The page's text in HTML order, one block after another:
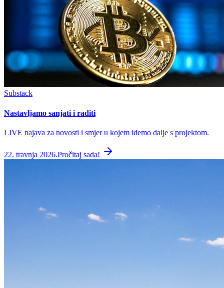
Substack
Nastavljamo sanjati i raditi
LIVE najava za novosti i smjer u kojem idemo dalje s projektom.
22. travnja 2026.Pročitaj sada!